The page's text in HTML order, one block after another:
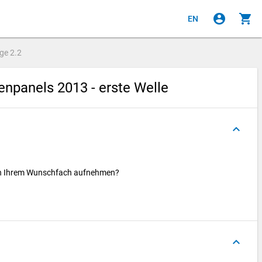
EN account_circle shopping_cart
2.2
2013 - erste Welle
keyboard_arrow_up
Wunschfach aufnehmen?
keyboard_arrow_up